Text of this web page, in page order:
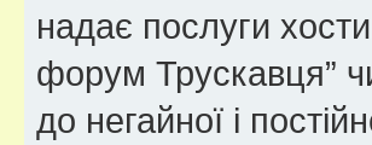
надає послуги
форум Трускавця”
до негайної і